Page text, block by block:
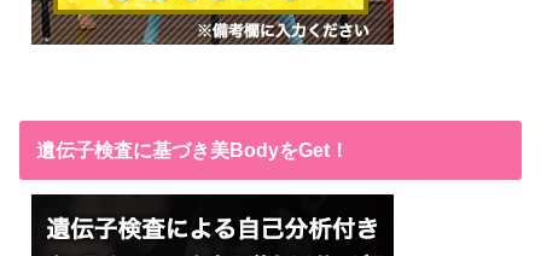
遺伝子検査に基づき美BodyをGet！